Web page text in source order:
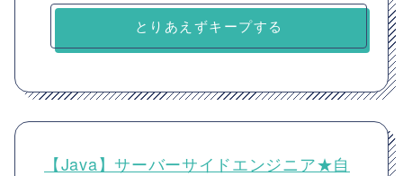
とりあえずキープする
【Java】サーバーサイドエンジニア★自